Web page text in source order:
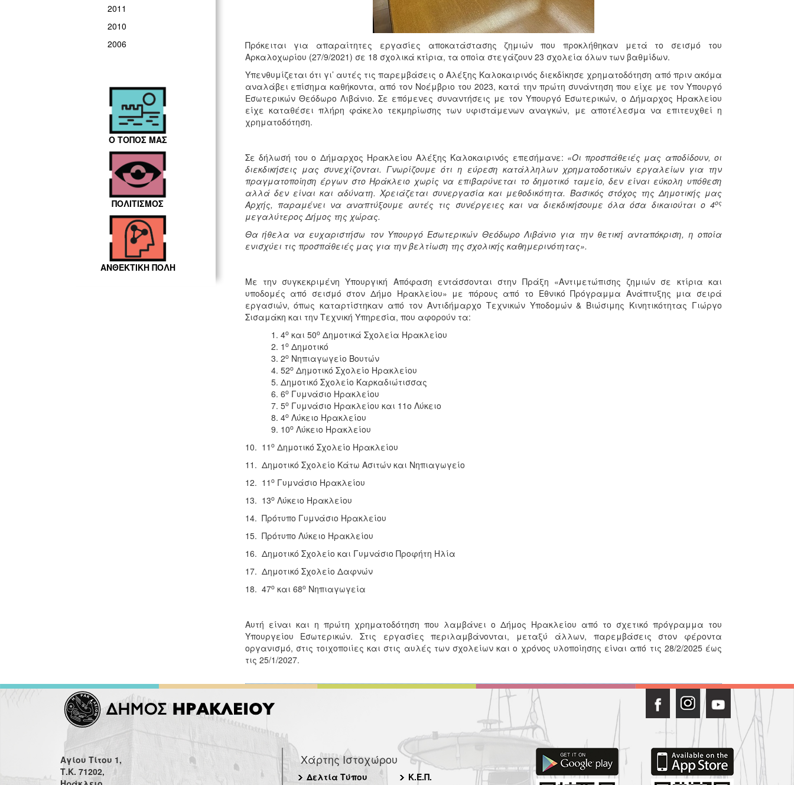
2011
2010
2006
Ο ΤΟΠΟΣ ΜΑΣ
ΠΟΛΙΤΙΣΜΟΣ
ΑΝΘΕΚΤΙΚΗ ΠΟΛΗ
Πρόκειται για απαραίτητες εργασίες αποκατάστασης ζημιών που προκλήθηκαν μετά το σεισμό του
Αρκαλοχωρίου (27/9/2021) σε 18 σχολικά κτίρια, τα οποία στεγάζουν 23 σχολεία όλων των βαθμίδων.
Υπενθυμίζεται ότι γι’ αυτές τις παρεμβάσεις ο Αλέξης Καλοκαιρινός διεκδίκησε χρηματοδότηση από πριν ακόμα
αναλάβει επίσημα καθήκοντα, από τον Νοέμβριο του 2023, κατά την πρώτη συνάντηση που είχε με τον Υπουργό
Εσωτερικών Θεόδωρο Λιβάνιο. Σε επόμενες συναντήσεις με τον Υπουργό Εσωτερικών, ο Δήμαρχος Ηρακλείου
είχε καταθέσει πλήρη φάκελο τεκμηρίωσης των υφιστάμενων αναγκών, με αποτέλεσμα να επιτευχθεί η
χρηματοδότηση.
Σε δήλωσή του ο Δήμαρχος Ηρακλείου Αλέξης Καλοκαιρινός επεσήμανε: «Οι προσπάθειές μας αποδίδουν, οι
διεκδικήσεις μας συνεχίζονται. Γνωρίζουμε ότι η εύρεση κατάλληλων χρηματοδοτικών εργαλείων για την
πραγματοποίηση έργων στο Ηράκλειο χωρίς να επιβαρύνεται το δημοτικό ταμείο, δεν είναι εύκολη υπόθεση
αλλά δεν είναι και αδύνατη. Χρειάζεται συνεργασία και μεθοδικότητα. Βασικός στόχος της Δημοτικής μας
Αρχής, παραμένει να αναπτύξουμε αυτές τις συνέργειες και να διεκδικήσουμε όλα όσα δικαιούται ο 4ος
μεγαλύτερος Δήμος της χώρας.
Θα ήθελα να ευχαριστήσω τον Υπουργό Εσωτερικών Θεόδωρο Λιβάνιο για την θετική ανταπόκριση, η οποία
ενισχύει τις προσπάθειές μας για την βελτίωση της σχολικής καθημερινότητας».
Με την συγκεκριμένη Υπουργική Απόφαση εντάσσονται στην Πράξη «Αντιμετώπισης ζημιών σε κτίρια και
υποδομές από σεισμό στον Δήμο Ηρακλείου» με πόρους από το Εθνικό Πρόγραμμα Ανάπτυξης μια σειρά
εργασιών, όπως καταρτίστηκαν από τον Αντιδήμαρχο Τεχνικών Υποδομών & Βιώσιμης Κινητικότητας Γιώργο
Σισαμάκη και την Τεχνική Υπηρεσία, που αφορούν τα:
4οκαι 50οΔημοτικά Σχολεία Ηρακλείου
1 οΔημοτικό
2οΝηπιαγωγείο Βουτών
52οΔημοτικό Σχολείο Ηρακλείου
Δημοτικό Σχολείο Καρκαδιώτισσας
6οΓυμνάσιο Ηρακλείου
5οΓυμνάσιο Ηρακλείου και 11ο Λύκειο
4οΛύκειο Ηρακλείου
10οΛύκειο Ηρακλείου
10. 11 οΔημοτικό Σχολείο Ηρακλείου
11. Δημοτικό Σχολείο Κάτω Ασιτών και Νηπιαγωγείο
12. 11 οΓυμνάσιο Ηρακλείου
13. 13οΛύκειο Ηρακλείου
14. Πρότυπο Γυμνάσιο Ηρακλείου
15. Πρότυπο Λύκειο Ηρακλείου
16. Δημοτικό Σχολείο και Γυμνάσιο Προφήτη Ηλία
17. Δημοτικό Σχολείο Δαφνών
18. 47οκαι 68οΝηπιαγωγεία
Αυτή είναι και η πρώτη χρηματοδότηση που λαμβάνει ο Δήμος Ηρακλείου από το σχετικό πρόγραμμα του
Υπουργείου Εσωτερικών. Στις εργασίες περιλαμβάνονται, μεταξύ άλλων, παρεμβάσεις στον φέροντα
οργανισμό, στις τοιχοποιίες και στις αυλές των σχολείων και ο χρόνος υλοποίησης είναι από τις 28/2/2025 έως
τις 25/1/2027.
Αγίου Τίτου 1,
Τ.Κ. 71202,
Χάρτης Ιστοχώρου
Δελτία Τύπου
Κ.Ε.Π.